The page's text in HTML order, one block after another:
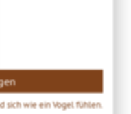
sich wie ein Vogel fühlen.